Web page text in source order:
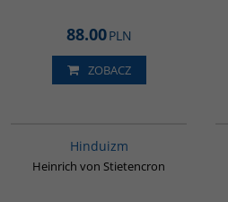
88.00PLN
ZOBACZ
Hinduizm
Heinrich von Stietencron